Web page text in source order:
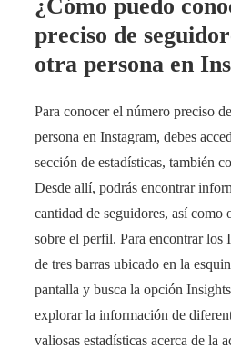
¿Cómo puedo
preciso de
otra persona en
Para conocer el número preciso
persona en Instagram, debes
sección de estadísticas, también
Desde allí, podrás encontrar
cantidad de seguidores, así como
sobre el perfil. Para encontrar los
de tres barras ubicado en la
pantalla y busca la opción
explorar la información de
valiosas estadísticas acerca de la